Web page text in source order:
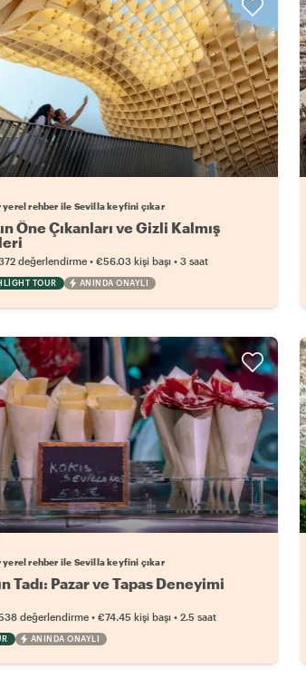
Favori yerel rehberini seç
yerel rehber ile Sevilla keyfini çıkar
Öne Çıkanları ve Gizli Kalmış
değerlendirme •€56.03 kişi başı •3 saat
TOUR ANINDA ONAYLI
Favori yerel rehberini seç
yerel rehber ile Sevilla keyfini çıkar
Tadı: Pazar ve Tapas Deneyimi
değerlendirme •€74.45 kişi başı •2.5 saat
ANINDA ONAYLI